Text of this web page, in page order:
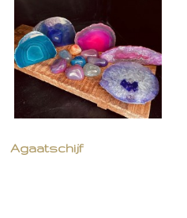
Agaatschijf